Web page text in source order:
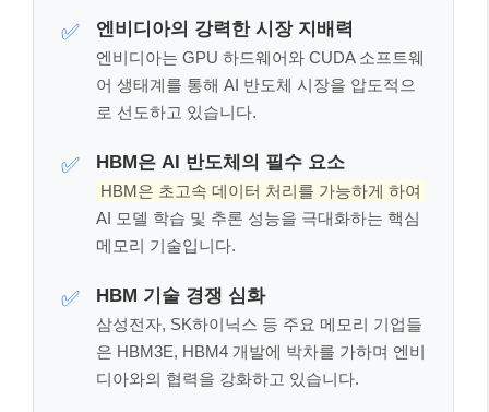
✅ 엔비디아의 강력한 시장 지배력
엔비디아는 GPU 하드웨어와 CUDA 소프트웨
어 생태계를 통해 AI 반도체 시장을 압도적으
로 선도하고 있습니다.
✅ HBM은 AI 반도체의 필수 요소
HBM은 초고속 데이터 처리를 가능하게 하여
AI 모델 학습 및 추론 성능을 극대화하는 핵심
메모리 기술입니다.
✅ HBM 기술 경쟁 심화
삼성전자, SK하이닉스 등 주요 메모리 기업들
은 HBM3E, HBM4 개발에 박차를 가하며 엔비
디아와의 협력을 강화하고 있습니다.